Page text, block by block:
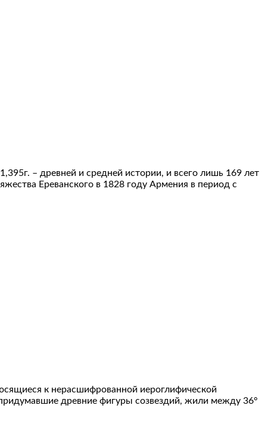
– древней и средней истории, и всего лишь 169 лет
Ереванского в 1828 году Армения в период с
к нерасшифрованной иероглифической
древние фигуры созвездий, жили между 36°